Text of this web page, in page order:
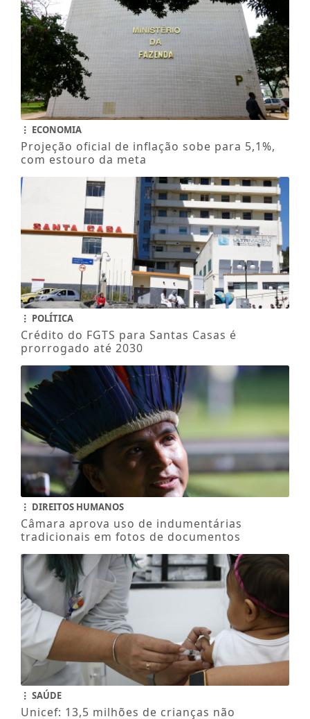
ECONOMIA
Projeção oficial de inflação sobe para 5,1%,
com estouro da meta
POLÍTICA
Crédito do FGTS para Santas Casas é
prorrogado até 2030
DIREITOS HUMANOS
Câmara aprova uso de indumentárias
tradicionais em fotos de documentos
SAÚDE
Unicef: 13,5 milhões de crianças não